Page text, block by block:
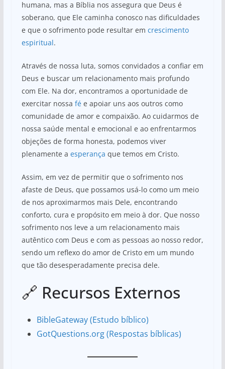
humana, mas a Bíblia nos assegura que Deus é
soberano, que Ele caminha conosco nas dificuldades
e que o sofrimento pode resultar em crescimento
espiritual.
Através de nossa luta, somos convidados a confiar em
Deus e buscar um relacionamento mais profundo
com Ele. Na dor, encontramos a oportunidade de
exercitar nossa fée apoiar uns aos outros como
comunidade de amor e compaixão. Ao cuidarmos de
nossa saúde mental e emocional e ao enfrentarmos
objeções de forma honesta, podemos viver
plenamente a esperança que temos em Cristo.
Assim, em vez de permitir que o sofrimento nos
afaste de Deus, que possamos usá-lo como um meio
de nos aproximarmos mais Dele, encontrando
conforto, cura e propósito em meio à dor. Que nosso
sofrimento nos leve a um relacionamento mais
autêntico com Deus e com as pessoas ao nosso redor,
sendo um reflexo do amor de Cristo em um mundo
que tão desesperadamente precisa dele.
🔗 Recursos Externos
BibleGateway (Estudo bíblico)
GotQuestions.org (Respostas bíblicas)